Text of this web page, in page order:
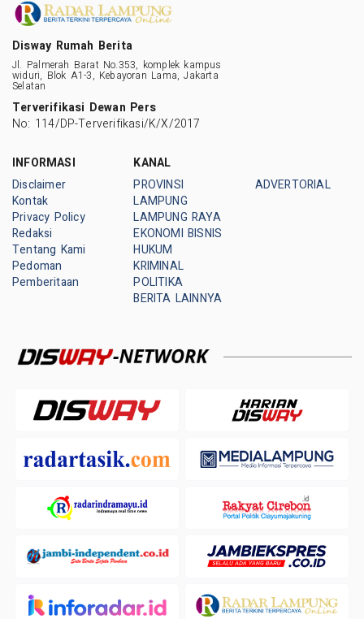
Disway Rumah Berita
Jl. Palmerah Barat No.353, komplek kampus
widuri, Blok A1-3, Kebayoran Lama, Jakarta
Selatan
Terverifikasi Dewan Pers
No: 114/DP-Terverifikasi/K/X/2017
INFORMASI
Disclaimer
Kontak
Privacy Policy
Redaksi
Tentang Kami
Pedoman
Pemberitaan
KANAL
PROVINSI
LAMPUNG
LAMPUNG RAYA
EKONOMI BISNIS
HUKUM
KRIMINAL
POLITIKA
BERITA LAINNYA
ADVERTORIAL